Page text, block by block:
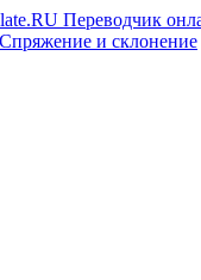
Спряжение и склонение